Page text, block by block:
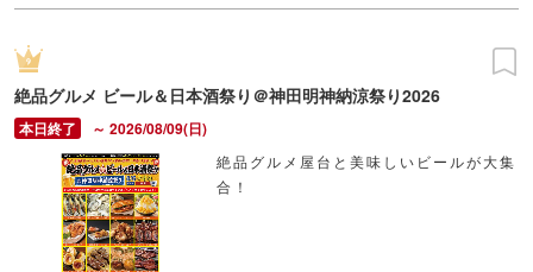
絶品グルメ ビール＆日本酒祭り＠神田明神納涼祭り2026
～ 2026/08/09(日)
絶品グルメ屋台と美味しいビールが大集
合！